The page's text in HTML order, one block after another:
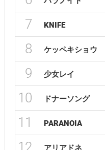
7 KNIFE
8 ケッペキショウ
9 少女レイ
10 ドナーソング
11 PARANOIA
12 アリアドネ